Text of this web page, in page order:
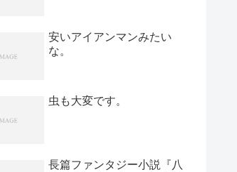
安いアイアンマンみたい
な。
虫も大変です。
長篇ファンタジー小説『八